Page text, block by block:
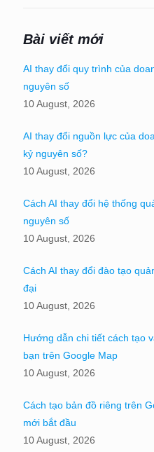
Bài viết mới
AI thay đổi quy trình của
nguyên số
10 August, 2026
AI thay đổi nguồn lực của
kỷ nguyên số?
10 August, 2026
Cách AI thay đổi hệ thống
nguyên số
10 August, 2026
Cách AI thay đổi đào tạo
đại
10 August, 2026
Hướng dẫn chi tiết cách tạo
bạn trên Google Map
10 August, 2026
Cách tạo bản đồ riêng trên
mới bắt đầu
10 August, 2026